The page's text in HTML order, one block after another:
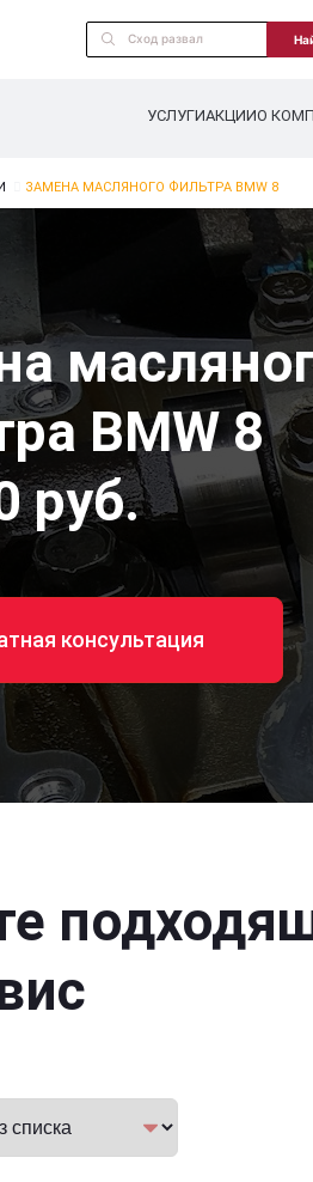
УСЛУГИАКЦИИО
ЗАМЕНА МАСЛЯНОГО ФИЛЬТРА BMW 8
BMW 8
руб.
консультация